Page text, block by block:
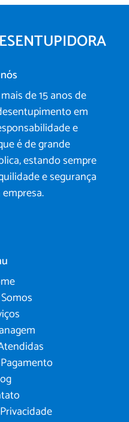
de 15 anos de
em
e
é de grande
estando sempre
e segurança